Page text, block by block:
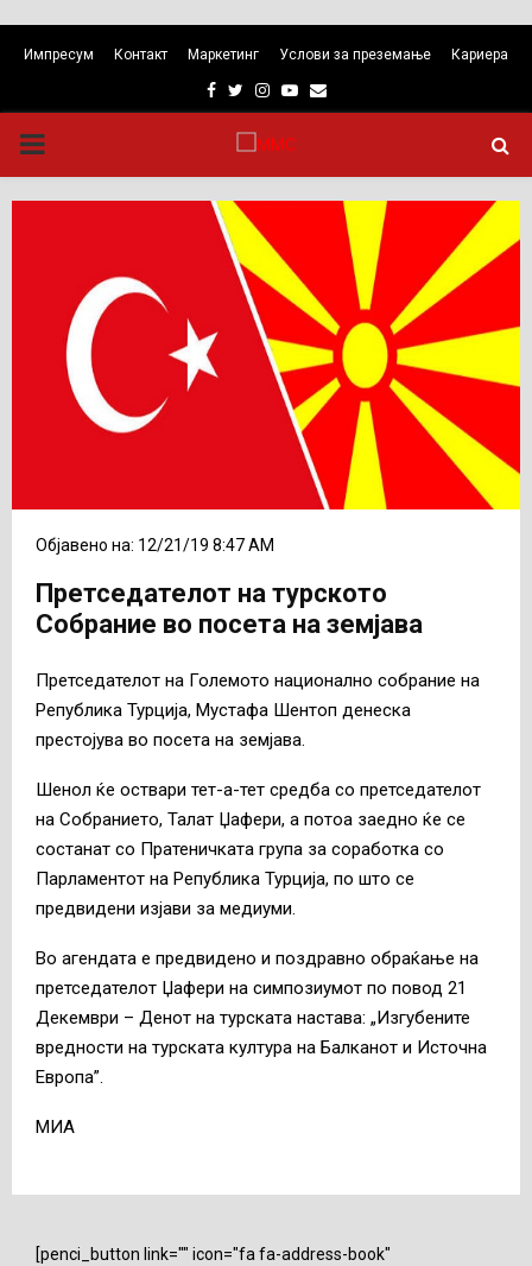
Импресум Контакт Маркетинг Услови за преземање Кариера
Facebook
TwitterInstagram
Youtube
Email
PRIMARY
MENU
Објавено на: 12/21/19 8:47 AM
Претседателот на турското
Собрание во посета на земјава
Претседателот на Големото национално собрание на
Република Турција, Мустафа Шентоп денеска
престојува во посета на земјава.
Шенол ќе оствари тет-а-тет средба со претседателот
на Собранието, Талат Џафери, а потоа заедно ќе се
состанат со Пратеничката група за соработка со
Парламентот на Република Турција, по што се
предвидени изјави за медиуми.
Во агендата е предвидено и поздравно обраќање на
претседателот Џафери на симпозиумот по повод 21
Декември – Денот на турската настава: „Изгубените
вредности на турската култура на Балканот и Источна
Европа”.
MИА
[penci_button link="" icon="fa fa-address-book"